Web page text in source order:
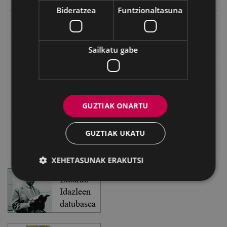
Txostenak eta dokumentuak
Eibarko Fonoteka
Eibarko Idazlanen Datu-basea
Bideratzea Funtzionaltasuna
Sailkatu gabe
GUZTIAK ONARTU
GUZTIAK UKATU
XEHETASUNAK ERAKUTSI